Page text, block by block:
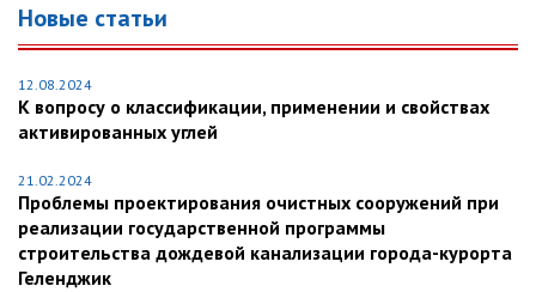
Новые статьи
12.08.2024
К вопросу о классификации, применении и свойствах
активированных углей
21.02.2024
Проблемы проектирования очистных сооружений при
реализации государственной программы
строительства дождевой канализации города-курорта
Геленджик